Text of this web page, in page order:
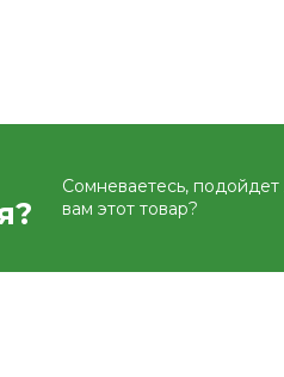
Сомневаетесь, подойдет
вам этот товар?